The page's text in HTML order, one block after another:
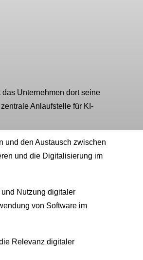
Unternehmen dort seine
Anlaufstelle für KI-
und den Austausch zwischen
und die Digitalisierung im
Nutzung digitaler
von Software im
Relevanz digitaler